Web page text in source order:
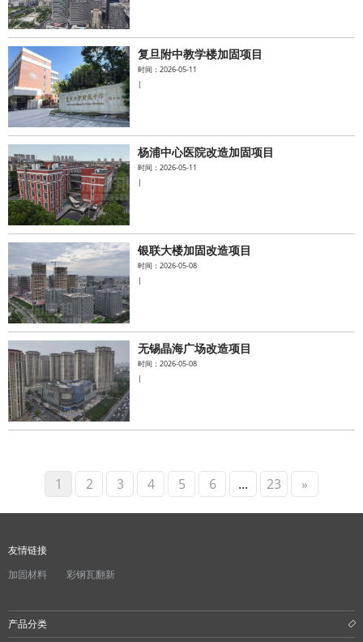
复旦附中教学楼加固项目
时间：2026-05-11
|
杨浦中心医院改造加固项目
时间：2026-05-11
|
银联大楼加固改造项目
时间：2026-05-08
|
无锡晶海广场改造项目
时间：2026-05-08
|
1 2 3 4 5 6 ... 23 »
友情链接
加固材料
彩钢瓦翻新
产品分类